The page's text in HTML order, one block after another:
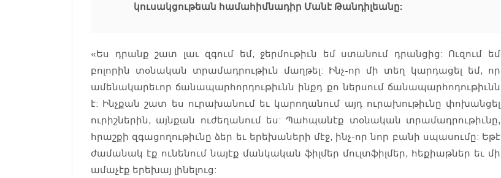
կուսակցութեան համահիմնադիր Մանէ Թանդիլեանը:
«Ես դրանք շատ լաւ զգում եմ, ջերմութիւն եմ ստանում դրանցից: Ուզում եմ
բոլորին տօնական տրամադրութիւն մաղթել: Ինչ-որ մի տեղ կարդացել եմ, որ
ամենակարեւոր ճանապարհորդութիւնն ինքդ քո ներսում ճանապարհոդութիւնն
է: Ինչքան շատ ես ուրախանում եւ կարողանում այդ ուրախութիւնը փոխանցել
ուրիշներին, այնքան ուժեղանում ես: Պահպանէք տօնական տրամադրութիւնը,
հրաշքի զգացողութիւնը ձեր եւ երեխաների մէջ, ինչ-որ նոր բանի սպասումը: Եթէ
ժամանակ էք ունենում նայէք մանկական ֆիլմեր մուլտֆիլմեր, հեքիաթներ եւ մի
ամաչէք երեխայ լինելուց: